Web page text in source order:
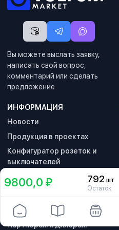
Вы можете выслать заявку,
написать свой вопрос,
комментарий или сделать
предложение
ИНФОРМАЦИЯ
Новости
Продукция в проектах
Конфигуратор розеток и
выключателей
СОТРУДНИЧЕСТВО
Дизайнерам и
архитекторам
Партнерам и дилерам
9800,0 ₽ 792 шт
Остаток